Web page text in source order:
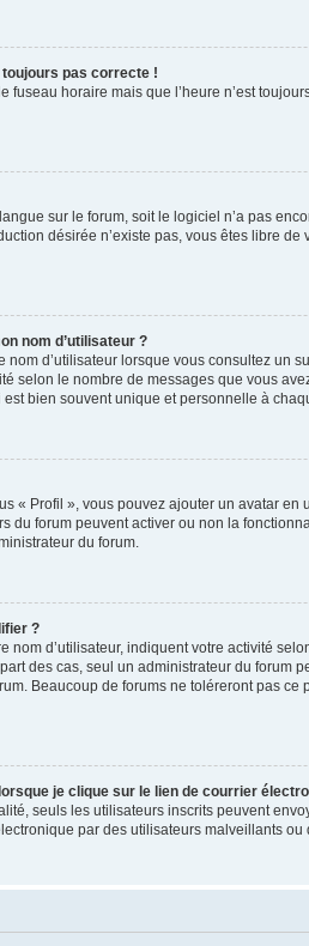
toujours pas correcte !
fuseau horaire mais que l’heure n’est
sur le forum, soit le logiciel n’a pas
désirée n’existe pas, vous êtes libre
nom d’utilisateur ?
d’utilisateur lorsque vous consultez un
selon le nombre de messages que vous
bien souvent unique et personnelle à
« Profil », vous pouvez ajouter un avatar
du forum peuvent activer ou non la
du forum.
?
nom d’utilisateur, indiquent votre activité
des cas, seul un administrateur du
Beaucoup de forums ne toléreront pas
je clique sur le lien de courrier
seuls les utilisateurs inscrits peuvent
par des utilisateurs malveillants ou